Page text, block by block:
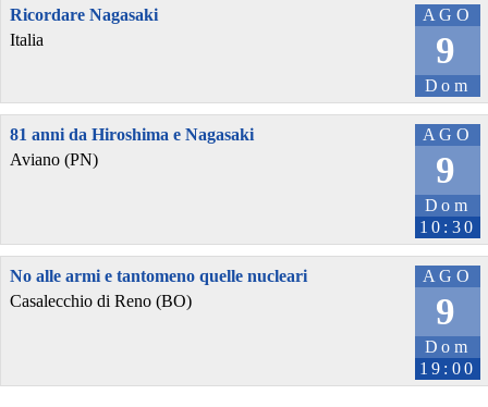
AGO
9
Dom
Ricordare Nagasaki
Italia
AGO
9
Dom
10:30
81 anni da Hiroshima e Nagasaki
Aviano (PN)
AGO
9
Dom
19:00
No alle armi e tantomeno quelle nucleari
Casalecchio di Reno (BO)